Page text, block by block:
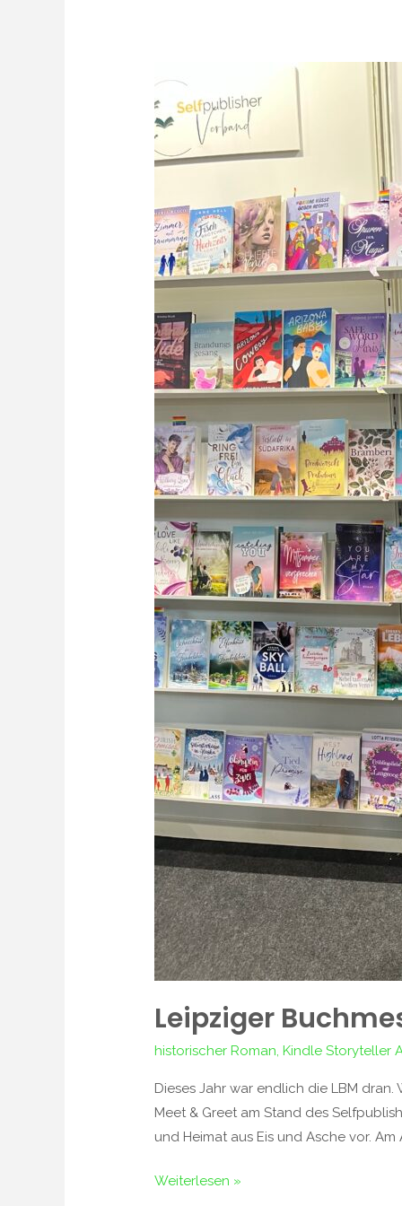
Leipziger
historischer Roman Kindle Storyteller
Dieses Jahr war endlich die LBM
Meet & Greet am Stand des
und Heimat aus Eis und Asche vor.
Buchmesse
2026
Weiterlesen »